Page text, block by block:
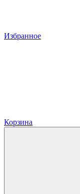
Избранное
Корзина